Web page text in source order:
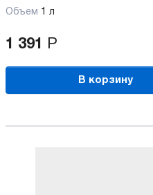
Объем 1 л
1 391 Р
В корзину